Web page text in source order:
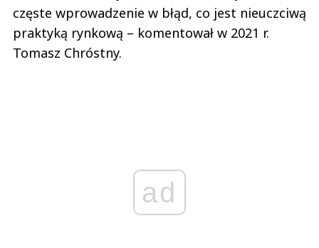
częste wprowadzenie w błąd, co jest nieuczciwą
praktyką rynkową – komentował w 2021 r.
Tomasz Chróstny.
ad